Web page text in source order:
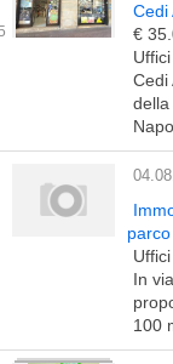
Cedi
€
Cedi
della
In
100